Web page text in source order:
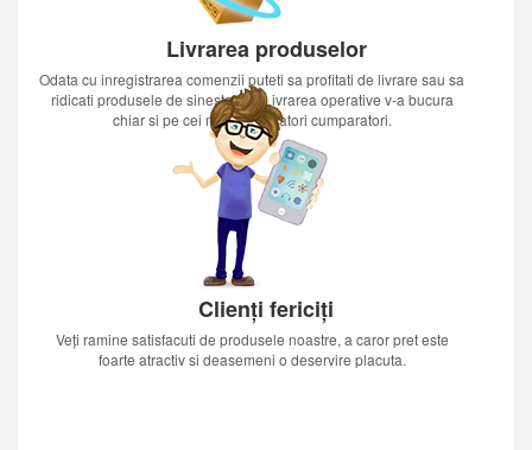
Livrarea produselor
Odata cu inregistrarea comenzii puteti sa profitati de livrare sau sa
ridicati produsele de sinestatator.Livrarea operative v-a bucura
chiar si pe cei mai nerabdatori cumparatori.
Clienți fericiți
Veți ramine satisfacuti de produsele noastre, a caror pret este
foarte atractiv si deasemeni o deservire placuta.